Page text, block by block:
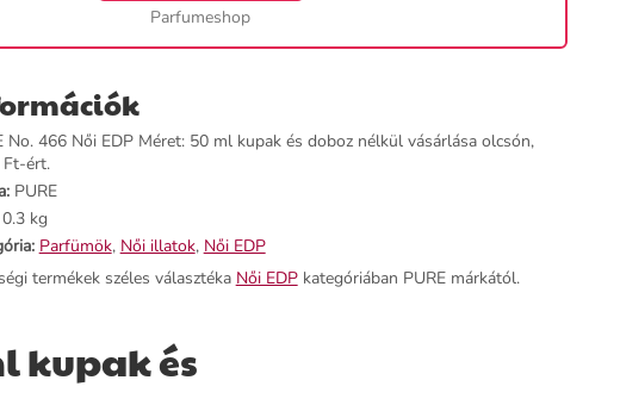
Parfumeshop
No. 466 Női EDP Méret: 50 ml kupak és doboz nélkül vásárlása olcsón,
ért.
PURE
kg
Parfümök, Női illatok, Női EDP
termékek széles választéka Női EDPkategóriában PURE márkától.
kupak és